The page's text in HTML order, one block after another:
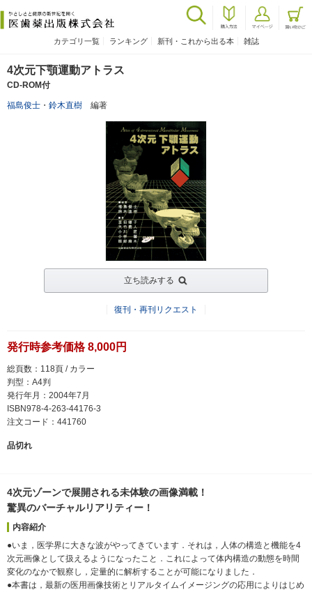
カテゴリ一覧 ランキング 新刊・これから出る本 雑誌
4次元下顎運動アトラス
CD-ROM付
福島俊士 ・ 鈴木直樹 編著
立ち読みする
復刊・再刊リクエスト
発行時参考価格 8,000円
総頁数：118頁 / カラー
判型：A4判
発行年月：2004年7月
ISBN978-4-263-44176-3
注文コード：441760
品切れ
4次元ゾーンで展開される未体験の画像満載！
驚異のバーチャルリアリティー！
内容紹介
●いま，医学界に大きな波がやってきています．それは，人体の構造と機能を4
次元画像として扱えるようになったこと．これによって体内構造の動態を時間
変化のなかで観察し，定量的に解析することが可能になりました．
●本書は，最新の医用画像技術とリアルタイムイメージングの応用によりはじめ